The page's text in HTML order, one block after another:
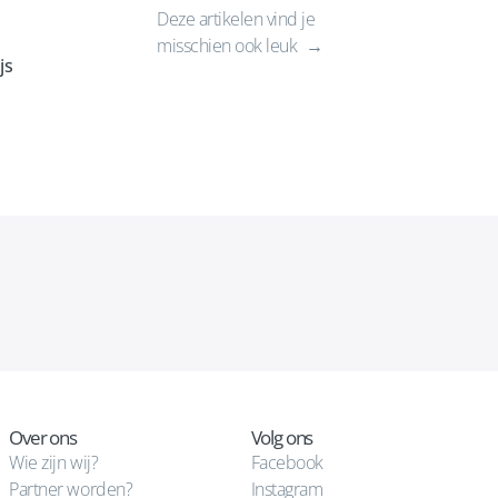
Deze artikelen vind je
misschien ook leuk
Over ons
Wie zijn wij?
Partner worden?
Volg ons
Facebook
Instagram